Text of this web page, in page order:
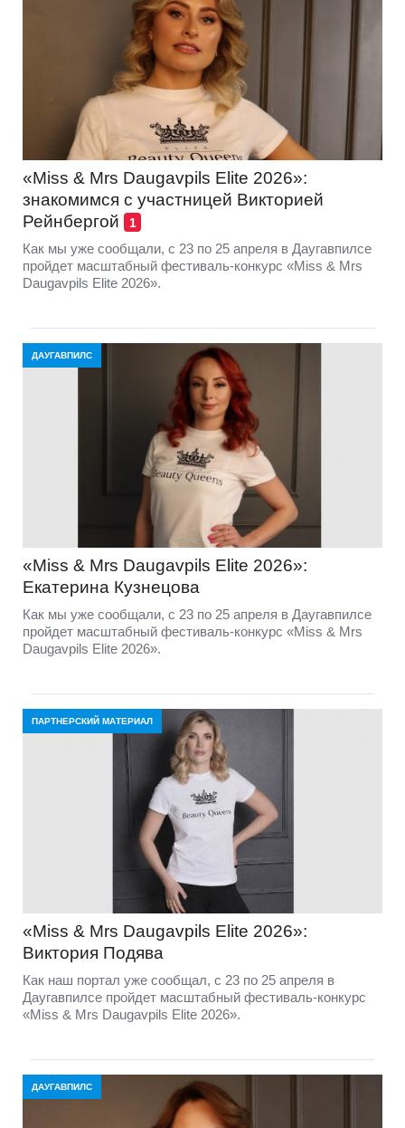
«Miss & Mrs Daugavpils Elite 2026»:
знакомимся с участницей Викторией
Рейнбергой
1
Как мы уже сообщали, с 23 по 25 апреля в Даугавпилсе
пройдет масштабный фестиваль-конкурс «Miss & Mrs
Daugavpils Elite 2026».
ДАУГАВПИЛС
«Miss & Mrs Daugavpils Elite 2026»:
Екатерина Кузнецова
Как мы уже сообщали, с 23 по 25 апреля в Даугавпилсе
пройдет масштабный фестиваль-конкурс «Miss & Mrs
Daugavpils Elite 2026».
ПАРТНЕРСКИЙ МАТЕРИАЛ
«Miss & Mrs Daugavpils Elite 2026»:
Виктория Подява
Как наш портал уже сообщал, с 23 по 25 апреля в
Даугавпилсе пройдет масштабный фестиваль-конкурс
«Miss & Mrs Daugavpils Elite 2026».
ДАУГАВПИЛС